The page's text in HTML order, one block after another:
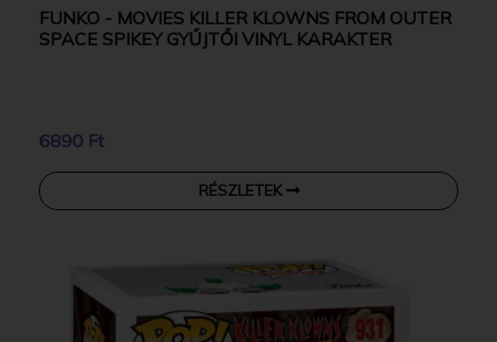
FUNKO - MOVIES KILLER KLOWNS FROM OUTER
SPACE SPIKEY GYŰJTŐI VINYL KARAKTER
6890 Ft
RÉSZLETEK